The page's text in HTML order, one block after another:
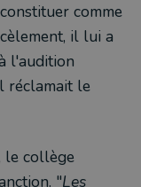
comme
il lui a
l'audition
réclamait le
le collège
"Les